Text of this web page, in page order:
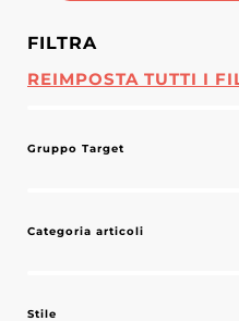
FILTRA
REIMPOSTA TUTTI I
Gruppo Target
Categoria articoli
Stile